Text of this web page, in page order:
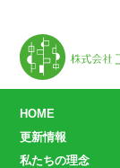
HOME
更新情報
私たちの理念